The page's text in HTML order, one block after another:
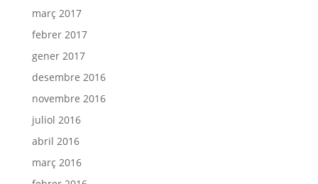
març 2017
febrer 2017
gener 2017
desembre 2016
novembre 2016
juliol 2016
abril 2016
març 2016